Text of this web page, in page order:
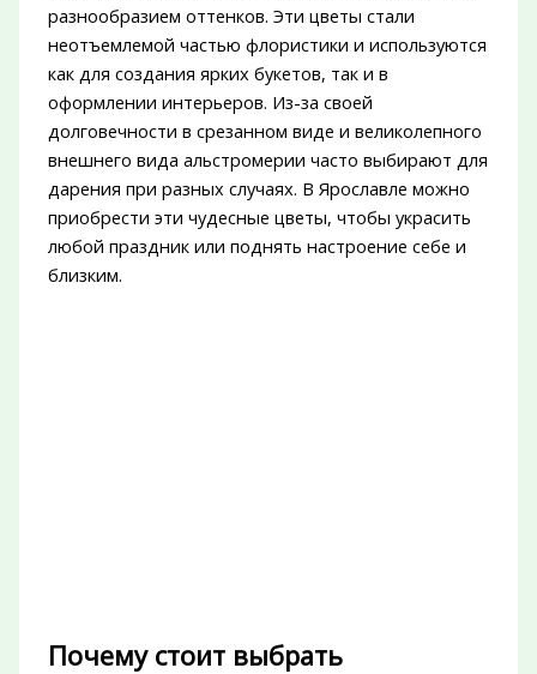
разнообразием оттенков. Эти цветы стали
неотъемлемой частью флористики и используются
как для создания ярких букетов, так и в
оформлении интерьеров. Из-за своей
долговечности в срезанном виде и великолепного
внешнего вида альстромерии часто выбирают для
дарения при разных случаях. В Ярославле можно
приобрести эти чудесные цветы, чтобы украсить
любой праздник или поднять настроение себе и
близким.
Почему стоит выбрать